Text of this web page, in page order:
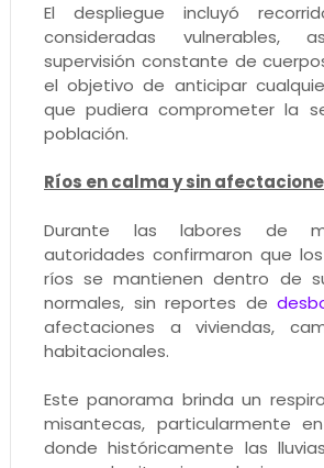
El despliegue incluyó
consideradas
supervisión constante de
el objetivo de anticipar
que pudiera comprometer la
población.
Ríos en calma y sin
Durante las labores de
autoridades confirmaron que
ríos se mantienen dentro de
normales, sin reportes de
afectaciones a viviendas,
habitacionales.
Este panorama brinda un
misantecas, particularmente
donde históricamente las